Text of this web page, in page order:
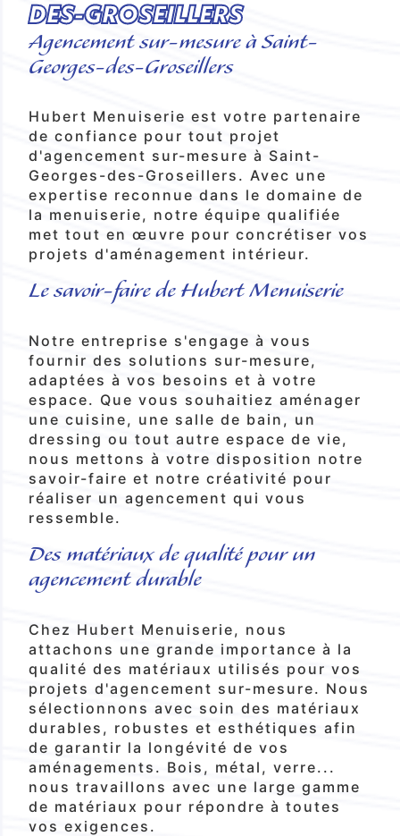
DES-GROSEILLERS
Agencement sur-mesure à Saint-
Georges-des-Groseillers
Hubert Menuiserie est votre partenaire
de confiance pour tout projet
d'agencement sur-mesure à Saint-
Georges-des-Groseillers. Avec une
expertise reconnue dans le domaine de
la menuiserie, notre équipe qualifiée
met tout en œuvre pour concrétiser vos
projets d'aménagement intérieur.
Le savoir-faire de Hubert Menuiserie
Notre entreprise s'engage à vous
fournir des solutions sur-mesure,
adaptées à vos besoins et à votre
espace. Que vous souhaitiez aménager
une cuisine, une salle de bain, un
dressing ou tout autre espace de vie,
nous mettons à votre disposition notre
savoir-faire et notre créativité pour
réaliser un agencement qui vous
ressemble.
Des matériaux de qualité pour un
agencement durable
Chez Hubert Menuiserie, nous
attachons une grande importance à la
qualité des matériaux utilisés pour vos
projets d'agencement sur-mesure. Nous
sélectionnons avec soin des matériaux
durables, robustes et esthétiques afin
de garantir la longévité de vos
aménagements. Bois, métal, verre...
nous travaillons avec une large gamme
de matériaux pour répondre à toutes
vos exigences.